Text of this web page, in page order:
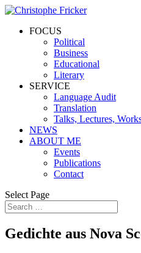
FOCUS
Political
Business
Educational
Literary
SERVICE
Language Audit
Translation
Talks, Lectures,
NEWS
ABOUT ME
Events
Publications
Contact
Select Page
Gedichte aus Nova